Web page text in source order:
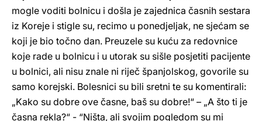
mogle voditi bolnicu i došla je zajednica časnih sestara
iz Koreje i stigle su, recimo u ponedjeljak, ne sjećam se
koji je bio točno dan. Preuzele su kuću za redovnice
koje rade u bolnicu i u utorak su sišle posjetiti pacijente
u bolnici, ali nisu znale ni riječ španjolskog, govorile su
samo korejski. Bolesnici su bili sretni te su komentirali:
„Kako su dobre ove časne, baš su dobre!“ – „A što ti je
časna rekla?“ - “Ništa, ali svojim pogledom su mi